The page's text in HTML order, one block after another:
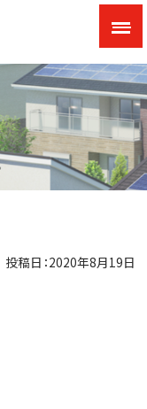
投稿日：2020年8月19日